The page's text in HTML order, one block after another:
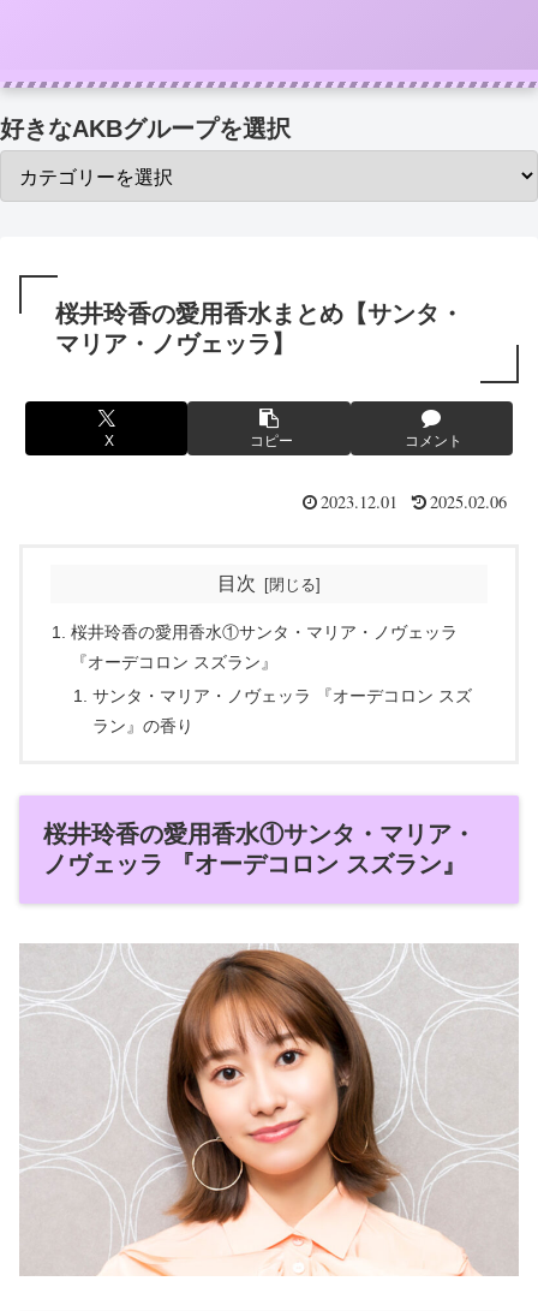
好きなAKBグループを選択
桜井玲香の愛用香水まとめ【サンタ・
マリア・ノヴェッラ】
X コピー コメント
2023.12.01 2025.02.06
目次
桜井玲香の愛用香水①サンタ・マリア・ノヴェッラ
『オーデコロン スズラン』
サンタ・マリア・ノヴェッラ 『オーデコロン スズ
ラン』の香り
桜井玲香の愛用香水①サンタ・マリア・
ノヴェッラ 『オーデコロン スズラン』